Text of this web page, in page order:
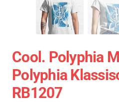
Cool. Polyphia
Polyphia
RB1207